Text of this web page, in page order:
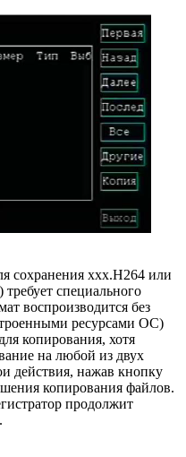
сохранения xxx.H264 или
специального
воспроизводится без
ресурсами ОС)
копирования, хотя
на любой из двух
действия, нажав кнопку
копирования файлов.
продолжит